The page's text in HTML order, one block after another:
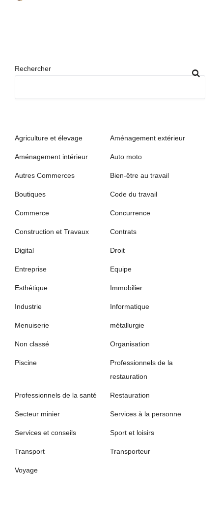
Rechercher
Agriculture et élevage Aménagement extérieur
Aménagement intérieur Auto moto
Autres Commerces Bien-être au travail
Boutiques Code du travail
Commerce Concurrence
Construction et Travaux Contrats
Digital Droit
Entreprise Equipe
Esthétique Immobilier
Industrie Informatique
Menuiserie métallurgie
Non classé Organisation
Piscine
Professionnels de la
restauration
Professionnels de la santé Restauration
Secteur minier Services à la personne
Services et conseils Sport et loisirs
Transport Transporteur
Voyage